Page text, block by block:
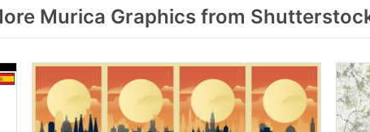
Murica Graphics from